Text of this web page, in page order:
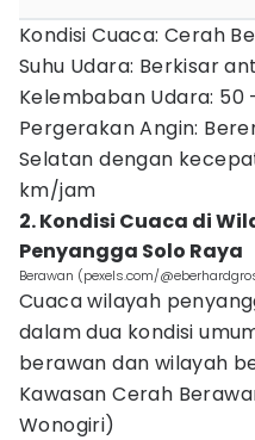
Kondisi Cuaca: Cerah
Suhu Udara: Berkisar
Kelembaban Udara: 50
Pergerakan Angin:
Selatan dengan
km/jam
2. Kondisi Cuaca di
Penyangga Solo Raya
Berawan (pexels.com/
Cuaca wilayah
dalam dua kondisi
berawan dan wilayah
Kawasan Cerah
Wonogiri)